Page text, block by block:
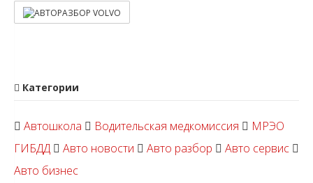
Категории
Автошкола Водительская медкомиссия
МРЭО
ГИБДД
Авто новости Авто разбор
Авто сервис
Авто бизнес